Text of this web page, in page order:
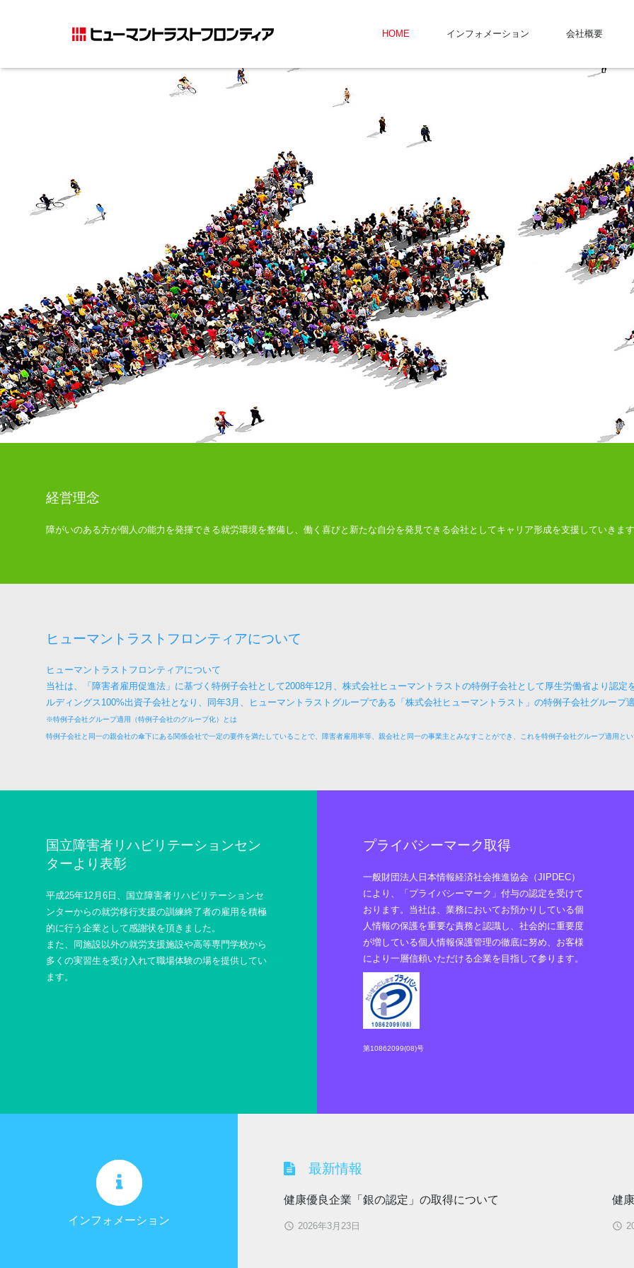
HOME インフォメーション 会社概要
経営理念
障がいのある方が個人の能力を発揮できる就労環境を整備し、働く喜びと新たな自分を発見できる会社としてキャリア形成を支援していきま
ヒューマントラストフロンティアについて
ヒューマントラストフロンティアについて
当社は、「障害者雇用促進法」 に基づく特例子会社として2008年12月、 株式会社ヒューマントラストの特例子会社として厚生労働省より認定
ルディングス100%出資子会社となり、同年3月、 ヒューマントラストグループである「 株式会社ヒューマントラスト」の特例子会社グループ
※特例子会社グループ適用（特例子会社のグループ化）とは
特例子会社と同一の親会社の傘下にある関係会社で一定の要件を満たしていることで、障害者雇用率等、親会社と同一の事業主とみなすことができ、これを特例子会社グループ適用と
国立障害者リハビリテーションセン
ターより表彰
平成25年12月6日、国立障害者リハビリテーションセ
ンターからの就労移行支援の訓練終了者の雇用を積極
的に行う企業として感謝状を頂きました。
また、同施設以外の就労支援施設や高等専門学校から
多くの実習生を受け入れて職場体験の場を提供してい
ます。
プライバシーマーク取得
一般財団法人日本情報経済社会推進協会（JIPDEC）
により、「プライバシーマーク」付与の認定を受けて
おります。当社は、業務においてお預かりしている個
人情報の保護を重要な責務と認識し、社会的に重要度
が増している個人情報保護管理の徹底に努め、お客様
により一層信頼いただける企業を目指して参ります。
第10862099(08)号
インフォメーション
最新情報
健康優良企業「銀の認定」の取得について
2026年3月23日
健